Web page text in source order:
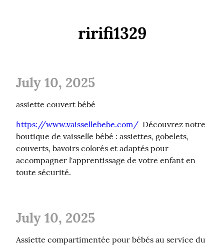
ririfi1329
July 10, 2025
assiette couvert bébé
https://www.vaissellebebe.com/
  Découvrez notre
boutique de vaisselle bébé : assiettes, gobelets,
couverts, bavoirs colorés et adaptés pour
accompagner l'apprentissage de votre enfant en
toute sécurité.
July 10, 2025
Assiette compartimentée pour bébés au service du